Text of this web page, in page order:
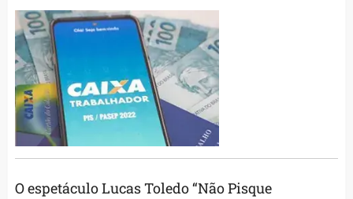
O espetáculo Lucas Toledo “Não Pisque